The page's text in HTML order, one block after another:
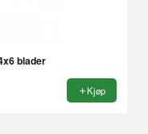
blader
Kjøp